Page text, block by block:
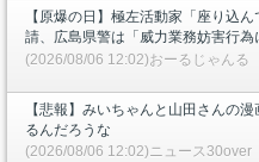
【原爆の日】極左活動家「座り込
請、広島県警は「威力業務妨害行
(2026/08/06 12:02)おーるじゃんる
【悲報】みいちゃんと山田さんの
るんだろうな
(2026/08/06 12:02)ニュース30over